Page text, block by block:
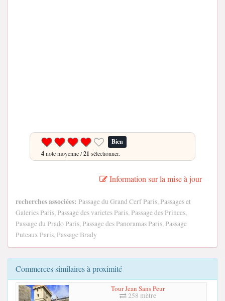
Bien
4note moyenne /21 sélectionner.
Information sur la mise à jour
recherches associées: Passage du Grand Cerf Paris, Passages et
Galeries Paris, Passage des varietes Paris, Passage des Princes,
Passage du Prado Paris, Passage des Panoramas Paris, Passage
Puteaux Paris, Passage Brady
Commerces similaires à proximité
Tour Jean Sans Peur
258 mètre